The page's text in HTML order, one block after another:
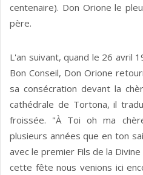
centenaire). Don Orione le
père.
L'an suivant, quand le 26 avril
Bon Conseil, Don Orione
sa consécration devant la
cathédrale de Tortona, il
froissée. "À Toi oh ma
plusieurs années que en ton
avec le premier Fils de la
cette fête nous venions ici